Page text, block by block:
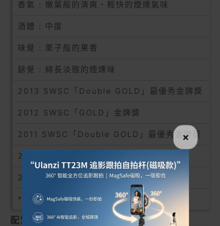
香氣 : 嫩葉般的清爽、輕快的煙燻氣味
酒體 : 中度
味覺 : 栗子般的果香
餘覺 : 綿長淡雅的煙燻味
2013 SWSC「Double GOLD」最優秀金牌獎
2012 SWSC「GOLD」金牌獎
2011 SWSC「Double GOLD」最優秀金牌獎
2010 IWSC「Best in Class」金牌獎
2009 IWSC「Best in Class」金牌獎
*本產品為限量商品，如欲購買，請先洽詢
配置
×